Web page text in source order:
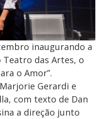
inaugurando a
Teatro das Artes, o
o Amor”.
Gerardi e
com texto de Dan
a direção junto